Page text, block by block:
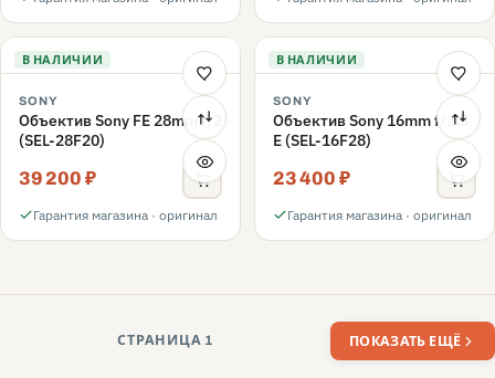
В НАЛИЧИИ
SONY
Объектив Sony FE 28mm f/2
(SEL-28F20)
39 200 ₽
Гарантия магазина · оригинал
В НАЛИЧИИ
SONY
Объектив Sony 16mm f/2.8
E (SEL-16F28)
23 400 ₽
Гарантия магазина · оригинал
СТРАНИЦА 1 ПОКАЗАТЬ ЕЩЁ